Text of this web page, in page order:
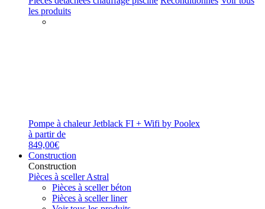
les produits
Pompe à chaleur Jetblack FI + Wifi by Poolex
à partir de
849,00€
Construction
Construction
Pièces à sceller Astral
Pièces à sceller béton
Pièces à sceller liner